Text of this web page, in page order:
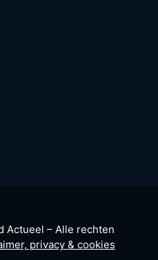
Actueel – Alle rechten
privacy & cookies